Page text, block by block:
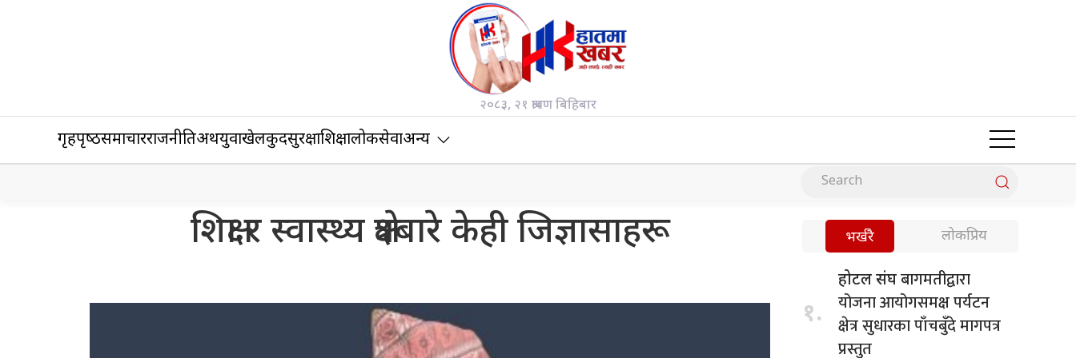
२०८३, २१ श्रावण बिहिबार
गृहपृष्‍ठसमाचारराजनीतिअर्थयुवाखेलकुदसुरक्षाशिक्षालोकसेवाअन्य
शिक्षा र स्वास्थ्य क्षेत्रबारे केही जिज्ञासाहरू भर्खरै लोकप्रिय
१.
होटल संघबागमतीद्वारा
योजना आयोगसमक्ष पर्यटन
क्षेत्र सुधारका पाँचबुँदे मागपत्र
प्रस्तुत